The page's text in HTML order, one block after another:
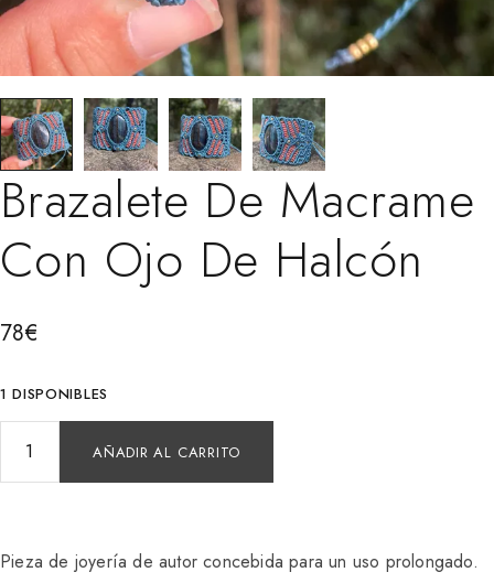
Brazalete De Macrame
Con Ojo De Halcón
78€
1 DISPONIBLES
AÑADIR AL CARRITO
Pieza de joyería de autor concebida para un uso prolongado.